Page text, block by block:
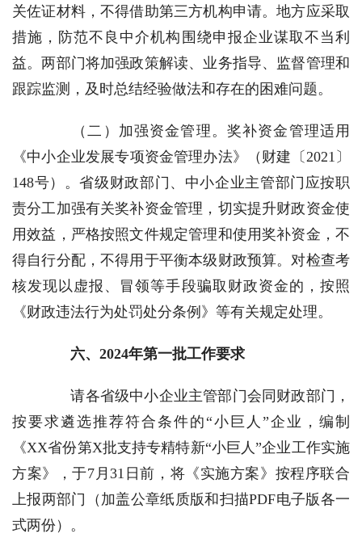
关佐证材料，不得借助第三方机构申请。地方应采取
措施，防范不良中介机构围绕申报企业谋取不当利
益。两部门将加强政策解读、业务指导、监督管理和
跟踪监测，及时总结经验做法和存在的困难问题。
（二）加强资金管理。 奖补资金管理适用
《中小企业发展专项资金管理办法》（财建〔2021〕
148号）。省级财政部门、中小企业主管部门应按职
责分工加强有关奖补资金管理，切实提升财政资金使
用效益，严格按照文件规定管理和使用奖补资金，不
得自行分配，不得用于平衡本级财政预算。对检查考
核发现以虚报、冒领等手段骗取财政资金的，按照
《财政违法行为处罚处分条例》等有关规定处理。
六、2024年第一批工作要求
请各省级中小企业主管部门会同财政部门，
按要求遴选推荐符合条件的“小巨人”企业，编制
《XX省份第X批支持专精特新“小巨人”企业工作实施
方案》，于7月31日前，将《实施方案》按程序联合
上报两部门（加盖公章纸质版和扫描PDF电子版各一
式两份）。